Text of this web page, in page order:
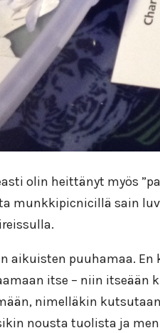
olin heittänyt myös
munkkipicnicillä sain
aikuisten puuhamaa.
itse – niin itseään
nimelläkin
nousta tuolista ja